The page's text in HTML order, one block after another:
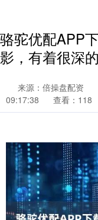
骆驼优配APP
影，有着很深
来源：倍操盘配资
09:17:38
查看：118